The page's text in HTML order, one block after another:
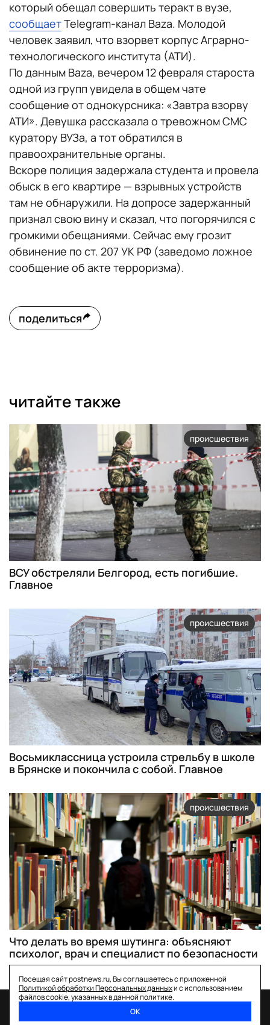
который обещал совершить теракт в вузе,
сообщаетTelegram-канал Baza. Молодой
человек заявил, что взорвет корпус Аграрно-
технологического института (АТИ).
По данным Baza, вечером 12 февраля староста
одной из групп увидела в общем чате
сообщение от однокурсника: «Завтра взорву
АТИ». Девушка рассказала о тревожном СМС
куратору ВУЗа, а тот обратился в
правоохранительные органы.
Вскоре полиция задержала студента и провела
обыск в его квартире — взрывных устройств
там не обнаружили. На допросе задержанный
признал свою вину и сказал, что погорячился с
громкими обещаниями. Сейчас ему грозит
обвинение по ст. 207 УК РФ (заведомо ложное
сообщение об акте терроризма).
поделиться
читайте также
происшествия
ВСУ обстреляли Белгород, есть погибшие.
Главное
происшествия
Восьмиклассница устроила стрельбу в школе
в Брянске и покончила с собой. Главное
происшествия
Что делать во время шутинга: объясняют
психолог, врач и специалист по безопасности
Посещая сайт postnews.ru, Вы соглашаетесь с приложенной
Политикой обработки Персональных данныхи с использованием
файлов cookie, указанных в данной политике.
ОК